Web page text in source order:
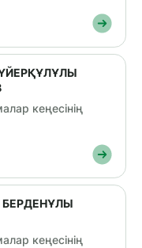
кеңесінің
кеңесінің